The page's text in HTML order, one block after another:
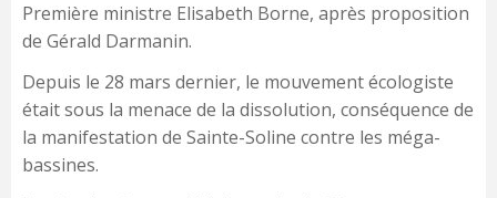
Première ministre Elisabeth Borne, après proposition
de Gérald Darmanin.
Depuis le 28 mars dernier, le mouvement écologiste
était sous la menace de la dissolution, conséquence de
la manifestation de Sainte-Soline contre les méga-
bassines.